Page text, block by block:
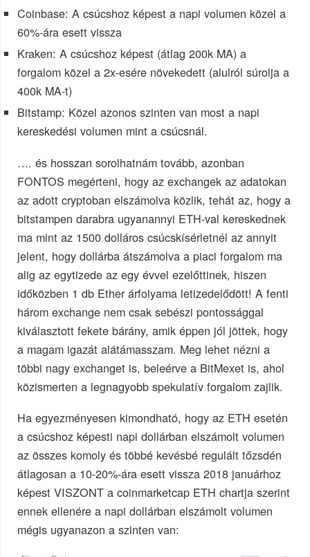
Coinbase: A csúcshoz képest a napi volumen közel a
60%-ára esett vissza
Kraken: A csúcshoz képest (átlag 200k MA) a
forgalom közel a 2x-esére növekedett (alulról súrolja a
400k MA-t)
Bitstamp: Közel azonos szinten van most a napi
kereskedési volumen mint a csúcsnál.
…. és hosszan sorolhatnám tovább, azonban
FONTOS megérteni, hogy az exchangek az adatokan
az adott cryptoban elszámolva közlik, tehát az, hogy a
bitstampen darabra ugyanannyi ETH-val kereskednek
ma mint az 1500 dolláros csúcskísérletnél az annyit
jelent, hogy dollárba átszámolva a piaci forgalom ma
alig az egytizede az egy évvel ezelőttinek, hiszen
időközben 1 db Ether árfolyama letizedelődött! A fenti
három exchange nem csak sebészi pontossággal
kiválasztott fekete bárány, amik éppen jól jöttek, hogy
a magam igazát alátámasszam. Meg lehet nézni a
többi nagy exchanget is, beleérve a BitMexet is, ahol
közismerten a legnagyobb spekulatív forgalom zajlik.
Ha egyezményesen kimondható, hogy az ETH esetén
a csúcshoz képesti napi dollárban elszámolt volumen
az összes komoly és többé kevésbé regulált tőzsdén
átlagosan a 10-20%-ára esett vissza 2018 januárhoz
képest VISZONT a coinmarketcap ETH chartja szerint
ennek ellenére a napi dollárban elszámolt volumen
mégis ugyanazon a szinten van: